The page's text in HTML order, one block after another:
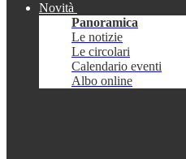
Novità
Panoramica
Le notizie
Le circolari
Calendario eventi
Albo online